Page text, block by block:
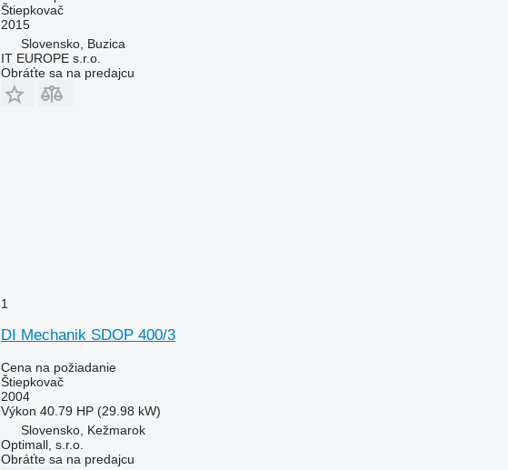
Štiepkovač
2015
Slovensko, Buzica
IT EUROPE s.r.o.
Obráťte sa na predajcu
1
DI Mechanik SDOP 400/3
Cena na požiadanie
Štiepkovač
2004
Výkon 40.79 HP (29.98 kW)
Slovensko, Kežmarok
Optimall, s.r.o.
Obráťte sa na predajcu